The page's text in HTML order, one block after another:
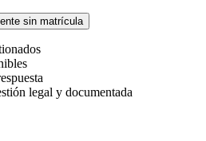
sin matrícula
legal y documentada